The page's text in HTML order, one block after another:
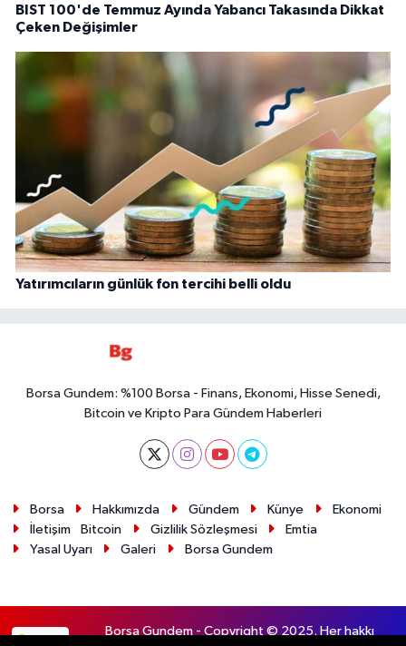
BIST 100'de Temmuz Ayında Yabancı Takasında Dikkat
Çeken Değişimler
Yatırımcıların günlük fon tercihi belli oldu
Borsa Gundem: %100 Borsa - Finans, Ekonomi, Hisse Senedi,
Bitcoin ve Kripto Para Gündem Haberleri
Borsa Hakkımızda Gündem Künye
Ekonomi
İletişim
Bitcoin Gizlilik Sözleşmesi
Emtia
Yasal Uyarı
Galeri Borsa Gundem
Borsa Gundem - Copyright © 2025. Her hakkı